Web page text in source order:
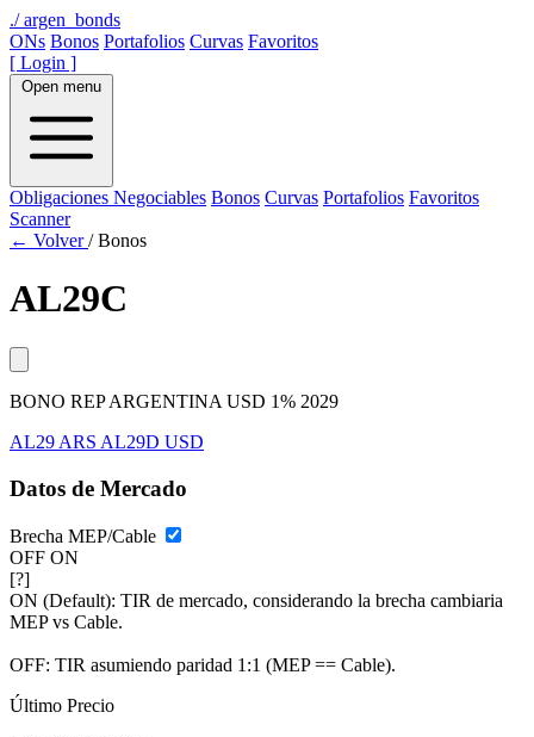
./argen_bonds
ONs Bonos Portafolios Curvas Favoritos
[ Login ]
Open menu
Obligaciones Negociables Bonos Curvas Portafolios Favoritos
Scanner
← Volver/ Bonos
AL29C
BONO REP ARGENTINA USD 1% 2029
AL29 ARS AL29D USD
Datos de Mercado
Brecha MEP/Cable
OFF ON
[?]
ON (Default): TIR de mercado, considerando la brecha cambiaria
MEP vs Cable.
OFF: TIR asumiendo paridad 1:1 (MEP == Cable).
Último Precio